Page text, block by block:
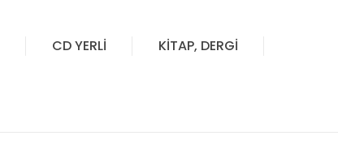
CD YERLİ KİTAP, DERGİ